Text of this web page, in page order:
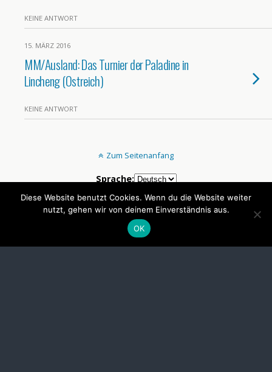
KEINE ANTWORT
15. MÄRZ 2016
MM/Ausland: Das Turnier der Paladine in
Lincheng (Ostreich)
KEINE ANTWORT
Zum Seitenanfang
Sprache:
Mobil Desktop
Diese Website benutzt Cookies. Wenn du die Website weiter
nutzt, gehen wir von deinem Einverständnis aus.
OK